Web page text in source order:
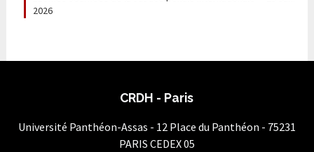
2026
CRDH - Paris
Université Panthéon-Assas - 12 Place du Panthéon - 75231
PARIS CEDEX 05